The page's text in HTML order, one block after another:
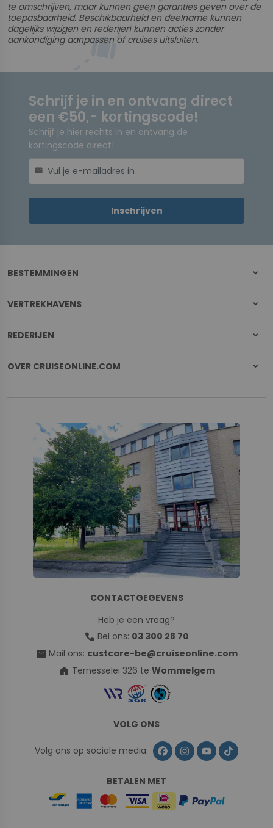
te omschrijven, maar kunnen geen garanties geven over de
toepasbaarheid. Beschikbaarheid en deelname kunnen
dagelijks wijzigen en rederijen kunnen acties zonder
aankondiging aanpassen of cruises uitsluiten.
Schrijf je in en ontvang direct
een €50,- kortingscode!
Schrijf je hier rechts in en ontvang de
kortingscode direct!
mail
Inschrijven
BESTEMMINGEN
VERTREKHAVENS
REDERIJEN
OVER CRUISEONLINE.COM
CONTACTGEGEVENS
Heb je een vraag?
call Bel ons: 03 300 28 70
mail Mail ons: custcare-be@cruiseonline.com
home Ternesselei 326 te Wommelgem
VOLG ONS
Volg ons op sociale media:
BETALEN MET